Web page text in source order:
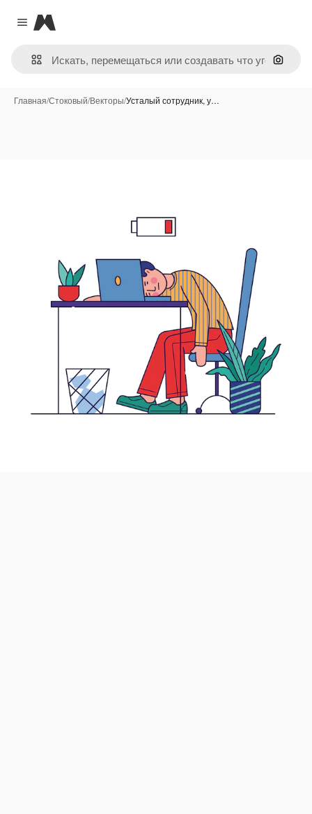
Close menu
Magnific
Поиск
Главная/Стоковый/Векторы/Усталый сотрудник, у…